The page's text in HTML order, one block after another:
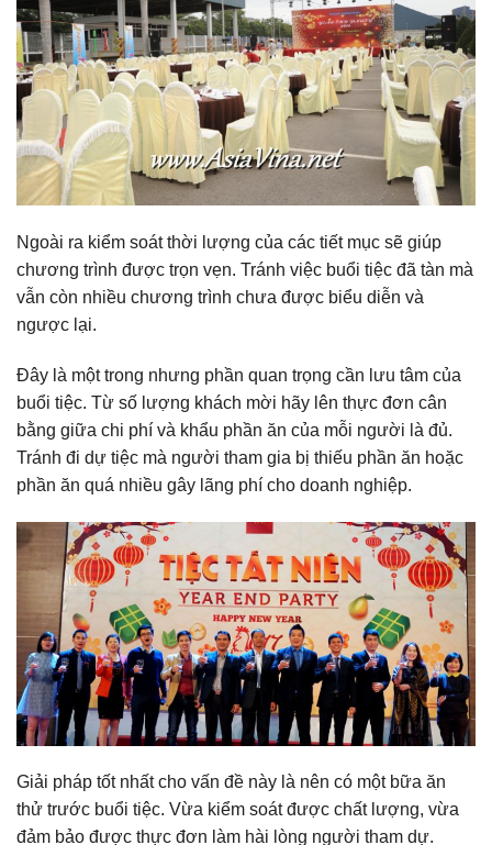
Ngoài ra kiểm soát thời lượng của các tiết mục sẽ giúp
chương trình được trọn vẹn. Tránh việc buổi tiệc đã tàn mà
vẫn còn nhiều chương trình chưa được biểu diễn và
ngược lại.
Đây là một trong nhưng phần quan trọng cần lưu tâm của
buổi tiệc. Từ số lượng khách mời hãy lên thực đơn cân
bằng giữa chi phí và khẩu phần ăn của mỗi người là đủ.
Tránh đi dự tiệc mà người tham gia bị thiếu phần ăn hoặc
phần ăn quá nhiều gây lãng phí cho doanh nghiệp.
Giải pháp tốt nhất cho vấn đề này là nên có một bữa ăn
thử trước buổi tiệc. Vừa kiểm soát được chất lượng, vừa
đảm bảo được thực đơn làm hài lòng người tham dự.